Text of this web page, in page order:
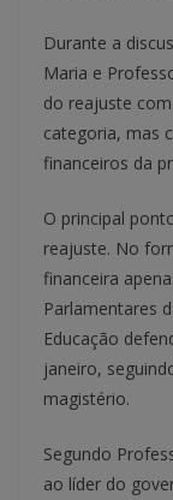
Durante a
Maria e
do reajuste
categoria, mas
financeiros da
O principal
reajuste. No
financeira
Parlamentares
Educação
janeiro,
magistério.
Segundo
ao líder do